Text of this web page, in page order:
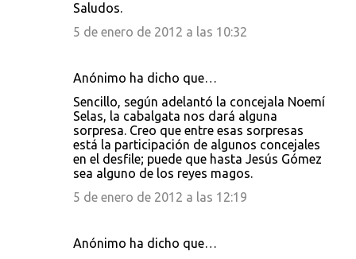
Saludos.
5 de enero de 2012 a las 10:32
Anónimo ha dicho que…
Sencillo, según adelantó la concejala Noemí
Selas, la cabalgata nos dará alguna
sorpresa. Creo que entre esas sorpresas
está la participación de algunos concejales
en el desfile; puede que hasta Jesús Gómez
sea alguno de los reyes magos.
5 de enero de 2012 a las 12:19
Anónimo ha dicho que…